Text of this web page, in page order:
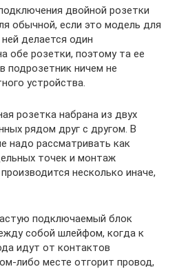
двойной розетки
обычной, если это модель для
делается один
обе розетки, поэтому та ее
подрозетник ничем не
устройства.
розетка набрана из двух
рядом друг с другом. В
надо рассматривать как
точек и монтаж
несколько иначе,
подключаемый блок
собой шлейфом, когда к
идут от контактов
либо месте отгорит провод,